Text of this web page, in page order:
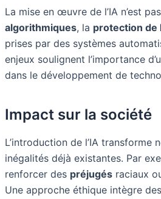
La mise en œuvre de l’IA n’est
algorithmiques, la protection de
prises par des systèmes
enjeux soulignent l’importance
dans le développement de
Impact sur la société
L’introduction de l’IA
inégalités déjà existantes. Par
renforcer des préjugés raciaux
Une approche éthique intègre